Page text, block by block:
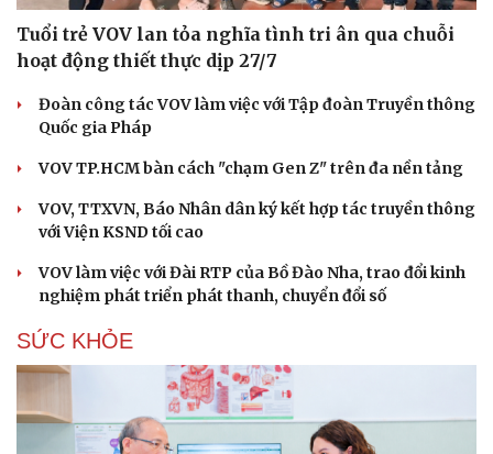
Tuổi trẻ VOV lan tỏa nghĩa tình tri ân qua chuỗi
hoạt động thiết thực dịp 27/7
Đoàn công tác VOV làm việc với Tập đoàn Truyền thông
Quốc gia Pháp
VOV TP.HCM bàn cách "chạm Gen Z" trên đa nền tảng
VOV, TTXVN, Báo Nhân dân ký kết hợp tác truyền thông
với Viện KSND tối cao
VOV làm việc với Đài RTP của Bồ Đào Nha, trao đổi kinh
nghiệm phát triển phát thanh, chuyển đổi số
SỨC KHỎE